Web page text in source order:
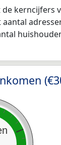
kerncijfers
aantal